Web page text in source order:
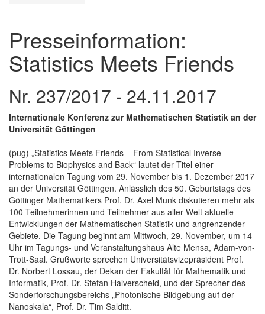
Presseinformation:
Statistics Meets Friends
Nr. 237/2017 - 24.11.2017
Internationale Konferenz zur Mathematischen Statistik an der
Universität Göttingen
(pug) „Statistics Meets Friends – From Statistical Inverse
Problems to Biophysics and Back“ lautet der Titel einer
internationalen Tagung vom 29. November bis 1. Dezember 2017
an der Universität Göttingen. Anlässlich des 50. Geburtstags des
Göttinger Mathematikers Prof. Dr. Axel Munk diskutieren mehr als
100 Teilnehmerinnen und Teilnehmer aus aller Welt aktuelle
Entwicklungen der Mathematischen Statistik und angrenzender
Gebiete. Die Tagung beginnt am Mittwoch, 29. November, um 14
Uhr im Tagungs- und Veranstaltungshaus Alte Mensa, Adam-von-
Trott-Saal. Grußworte sprechen Universitätsvizepräsident Prof.
Dr. Norbert Lossau, der Dekan der Fakultät für Mathematik und
Informatik, Prof. Dr. Stefan Halverscheid, und der Sprecher des
Sonderforschungsbereichs „Photonische Bildgebung auf der
Nanoskala“, Prof. Dr. Tim Salditt.